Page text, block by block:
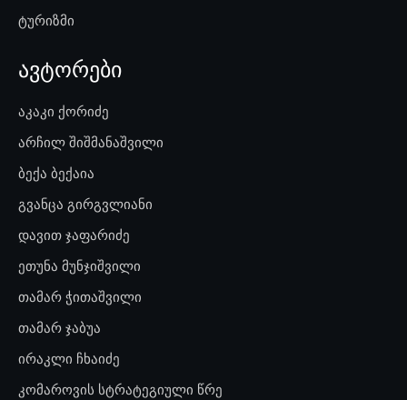
ტურიზმი
ავტორები
აკაკი ქორიძე
არჩილ შიშმანაშვილი
ბექა ბექაია
გვანცა გირგვლიანი
დავით ჯაფარიძე
ეთუნა მუნჯიშვილი
თამარ ჭითაშვილი
თამარ ჯაბუა
ირაკლი ჩხაიძე
კომაროვის სტრატეგიული წრე